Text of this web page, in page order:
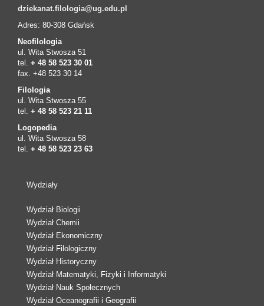
dziekanat.filologia@ug.edu.pl
Adres: 80-308 Gdańsk
Neofilologia
ul. Wita Stwosza 51
tel. + 48 58 523 30 01
fax. +48 523 30 14
Filologia
ul. Wita Stwosza 55
tel. + 48 58 523 21 11
Logopedia
ul. Wita Stwosza 58
tel. + 48 58 523 23 63
Wydziały
Wydział Biologii
Wydział Chemii
Wydział Ekonomiczny
Wydział Filologiczny
Wydział Historyczny
Wydział Matematyki, Fizyki i Informatyki
Wydział Nauk Społecznych
Wydział Oceanografii i Geografii